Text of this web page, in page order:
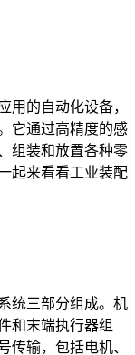
用的自动化设备，
它通过高精度的感
组装和放置各种零
起来看看工业装配
统三部分组成。机
和末端执行器组
传输，包括电机、